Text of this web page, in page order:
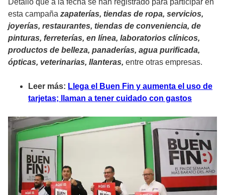
Detalló que a la fecha se han registrado para participar en
esta campaña zapaterías, tiendas de ropa, servicios,
joyerías, restaurantes, tiendas de conveniencia, de
pinturas, ferreterías, en línea, laboratorios clínicos,
productos de belleza, panaderías, agua purificada,
ópticas, veterinarias, llanteras, entre otras empresas.
Leer más: Llega el Buen Fin y aumenta el uso de
tarjetas; llaman a tener cuidado con gastos